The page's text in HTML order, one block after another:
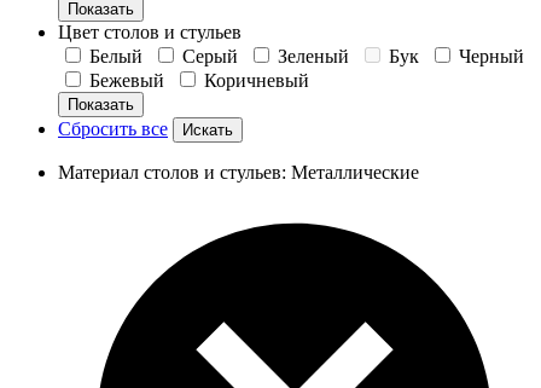
Показать
Цвет столов и стульев
Белый
Серый Зеленый Бук
Черный
Бежевый
Коричневый
Показать
Сбросить все
Материал столов и стульев: Металлические